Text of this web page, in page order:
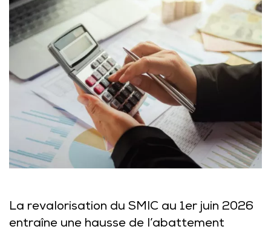
La revalorisation du SMIC au 1er juin 2026
entraîne une hausse de l’abattement